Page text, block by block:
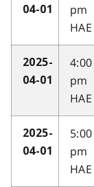
04-01
pm
HAE
2025-
04-01
4:00
pm
HAE
2025-
04-01
5:00
pm
HAE